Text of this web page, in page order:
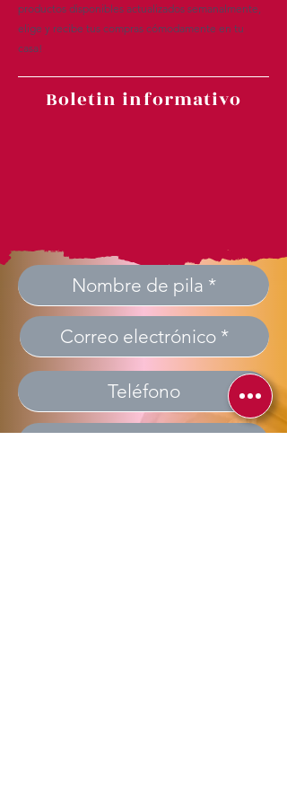
productos disponibles actualizados semanalmente,
elige y recibe tus compras cómodamente en tu
casa!
Boletin informativo